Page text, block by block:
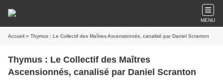
MENU
Accueil » Thymus : Le Collectif des Maîtres Ascensionnés, canalisé par Daniel Scranton
Thymus : Le Collectif des Maîtres
Ascensionnés, canalisé par Daniel Scranton